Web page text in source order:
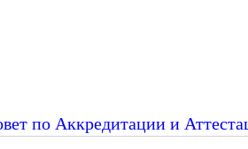
по Аккредитации и